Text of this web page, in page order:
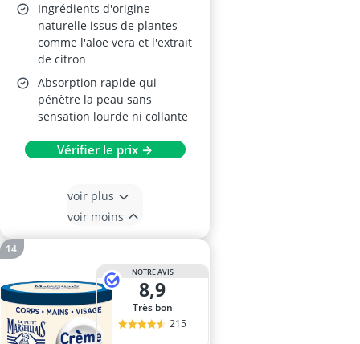
Ingrédients d'origine
naturelle issus de plantes
comme l'aloe vera et l'extrait
de citron
Absorption rapide qui
pénètre la peau sans
sensation lourde ni collante
Vérifier le prix →
voir plus
voir moins
NOTRE AVIS
8,9
Très bon
215